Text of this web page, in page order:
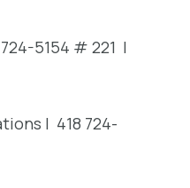
5154 # 221 |
| 418 724-